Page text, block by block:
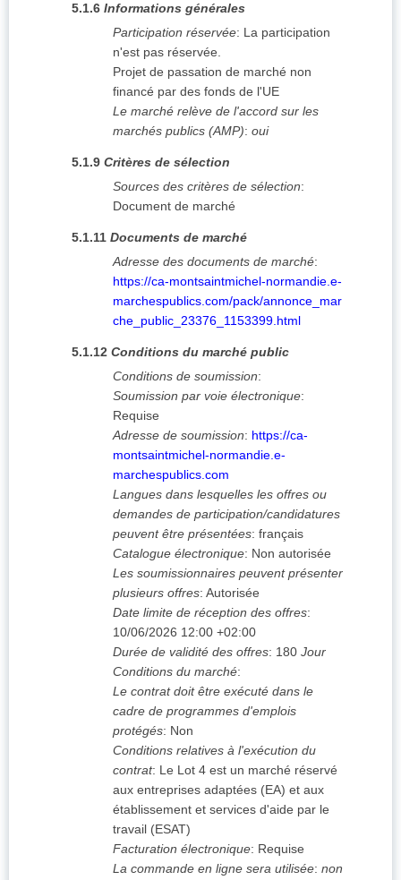
5.1.6 Informations générales
Participation réservée: La participation
n'est pas réservée.
Projet de passation de marché non
financé par des fonds de l'UE
Le marché relève de l'accord sur les
marchés publics (AMP): oui
5.1.9 Critères de sélection
Sources des critères de sélection:
Document de marché
5.1.11 Documents de marché
Adresse des documents de marché:
https://ca-montsaintmichel-normandie.e-
marchespublics.com/pack/annonce_mar
che_public_23376_1153399.html
5.1.12 Conditions du marché public
Conditions de soumission:
Soumission par voie électronique:
Requise
Adresse de soumission: https://ca-
montsaintmichel-normandie.e-
marchespublics.com
Langues dans lesquelles les offres ou
demandes de participation/candidatures
peuvent être présentées: français
Catalogue électronique: Non autorisée
Les soumissionnaires peuvent présenter
plusieurs offres: Autorisée
Date limite de réception des offres:
10/06/2026 12:00 +02:00
Durée de validité des offres: 180 Jour
Conditions du marché:
Le contrat doit être exécuté dans le
cadre de programmes d'emplois
protégés: Non
Conditions relatives à l'exécution du
contrat: Le Lot 4 est un marché réservé
aux entreprises adaptées (EA) et aux
établissement et services d'aide par le
travail (ESAT)
Facturation électronique: Requise
La commande en ligne sera utilisée: non